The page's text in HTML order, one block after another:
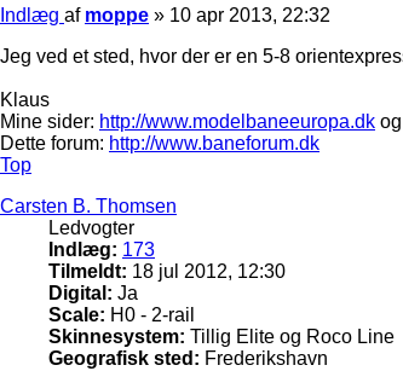
Indlæg af moppe » 10 apr 2013, 22:32
Jeg ved et sted, hvor der er en 5-8
Klaus
Mine sider: http://www.modelbaneeuropa.dk og
Dette forum: http://www.baneforum.dk
Top
Carsten B. Thomsen
Ledvogter
Indlæg: 173
Tilmeldt: 18 jul 2012, 12:30
Digital: Ja
Scale: H0 - 2-rail
Skinnesystem: Tillig Elite og Roco Line
Geografisk sted: Frederikshavn